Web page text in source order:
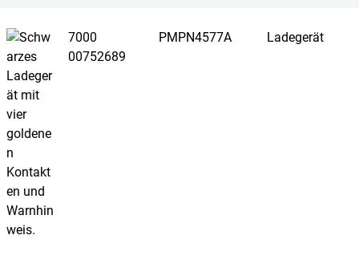
7000
00752689
PMPN4577A Ladegerät